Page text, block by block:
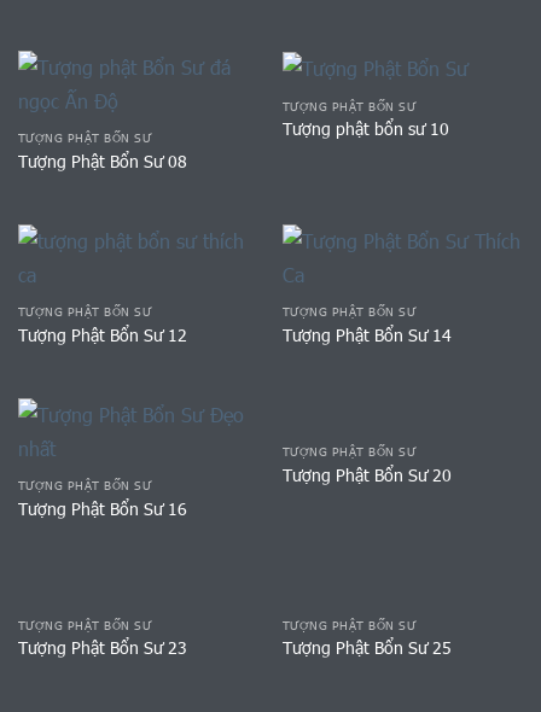
TƯỢNG PHẬT BỔN SƯ
Tượng Phật Bổn Sư 08
TƯỢNG PHẬT BỔN SƯ
Tượng phật bổn sư 10
TƯỢNG PHẬT BỔN SƯ
Tượng Phật Bổn Sư 12
TƯỢNG PHẬT BỔN SƯ
Tượng Phật Bổn Sư 14
TƯỢNG PHẬT BỔN SƯ
Tượng Phật Bổn Sư 16
TƯỢNG PHẬT BỔN SƯ
Tượng Phật Bổn Sư 20
TƯỢNG PHẬT BỔN SƯ
Tượng Phật Bổn Sư 23
TƯỢNG PHẬT BỔN SƯ
Tượng Phật Bổn Sư 25